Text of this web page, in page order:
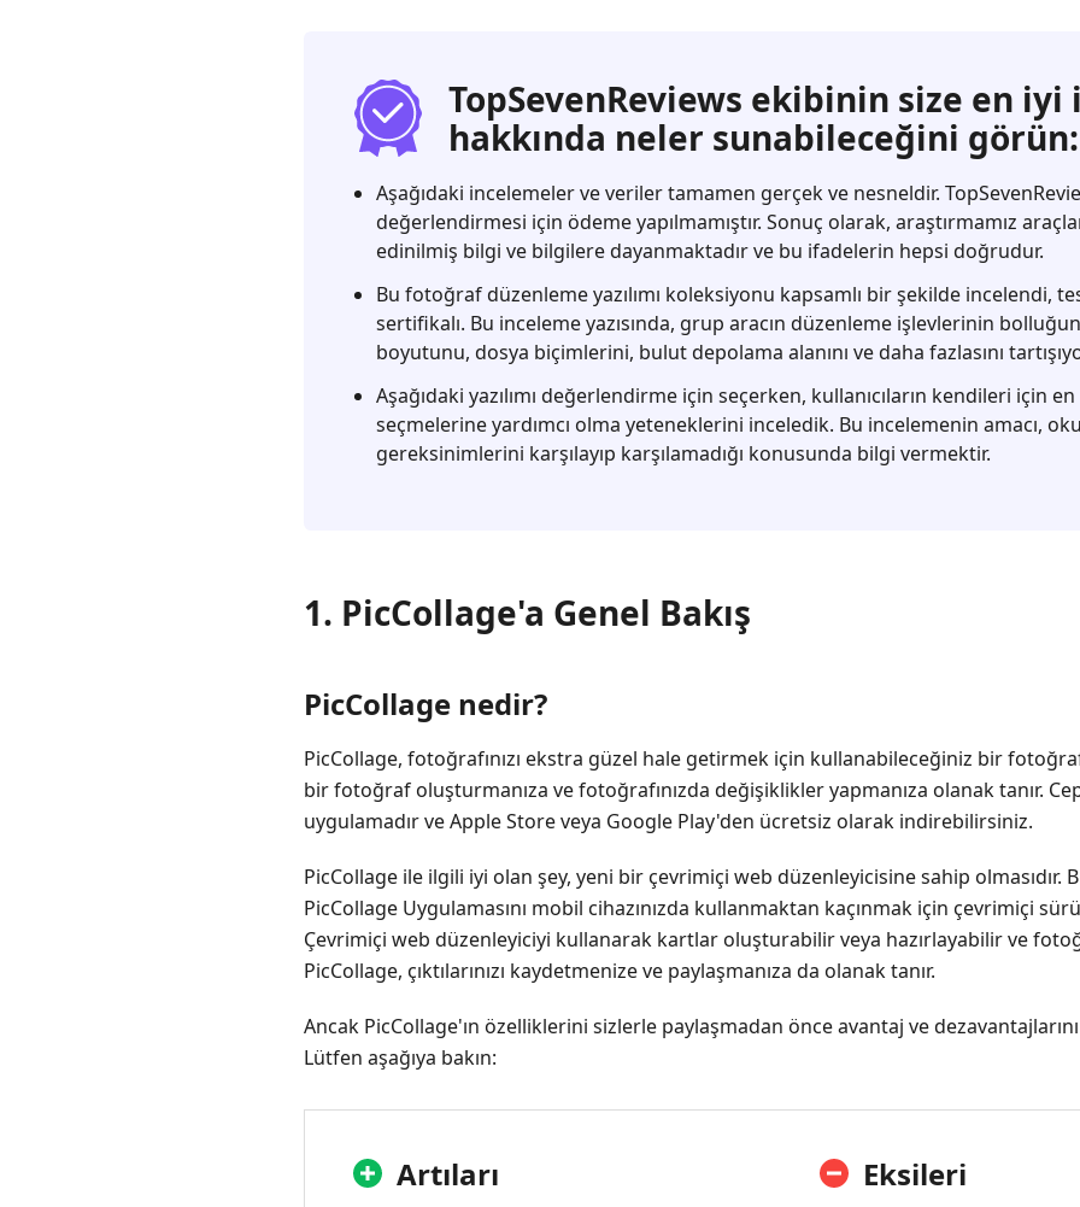
2.
PicCollage
İncelemesi
Mac
ve
için
PicCollage
Alternatifleri
4.
PicCollage
VS
SSS
TopSevenReviews ekibinin size en iyi
hakkında neler sunabileceğini görün:
Aşağıdaki incelemeler ve veriler tamamen gerçek ve nesneldir.
değerlendirmesi için ödeme yapılmamıştır. Sonuç olarak, araştırmamız
edinilmiş bilgi ve bilgilere dayanmaktadır ve bu ifadelerin hepsi doğrudur.
Bu fotoğraf düzenleme yazılımı koleksiyonu kapsamlı bir şekilde incelendi,
sertifikalı. Bu inceleme yazısında, grup aracın düzenleme işlevlerinin
boyutunu, dosya biçimlerini, bulut depolama alanını ve daha fazlasını
Aşağıdaki yazılımı değerlendirme için seçerken, kullanıcıların kendileri için
seçmelerine yardımcı olma yeteneklerini inceledik. Bu incelemenin amacı,
gereksinimlerini karşılayıp karşılamadığı konusunda bilgi vermektir.
1. PicCollage'a Genel Bakış
PicCollage nedir?
PicCollage, fotoğrafınızı ekstra güzel hale getirmek için kullanabileceğiniz bir
bir fotoğraf oluşturmanıza ve fotoğrafınızda değişiklikler yapmanıza olanak tanır.
uygulamadır ve Apple Store veya Google Play'den ücretsiz olarak indirebilirsiniz.
PicCollage ile ilgili iyi olan şey, yeni bir çevrimiçi web düzenleyicisine sahip olmasıdır.
PicCollage Uygulamasını mobil cihazınızda kullanmaktan kaçınmak için çevrimiçi
Çevrimiçi web düzenleyiciyi kullanarak kartlar oluşturabilir veya hazırlayabilir ve
PicCollage, çıktılarınızı kaydetmenize ve paylaşmanıza da olanak tanır.
Ancak PicCollage'ın özelliklerini sizlerle paylaşmadan önce avantaj ve
Lütfen aşağıya bakın:
Artıları Eksileri